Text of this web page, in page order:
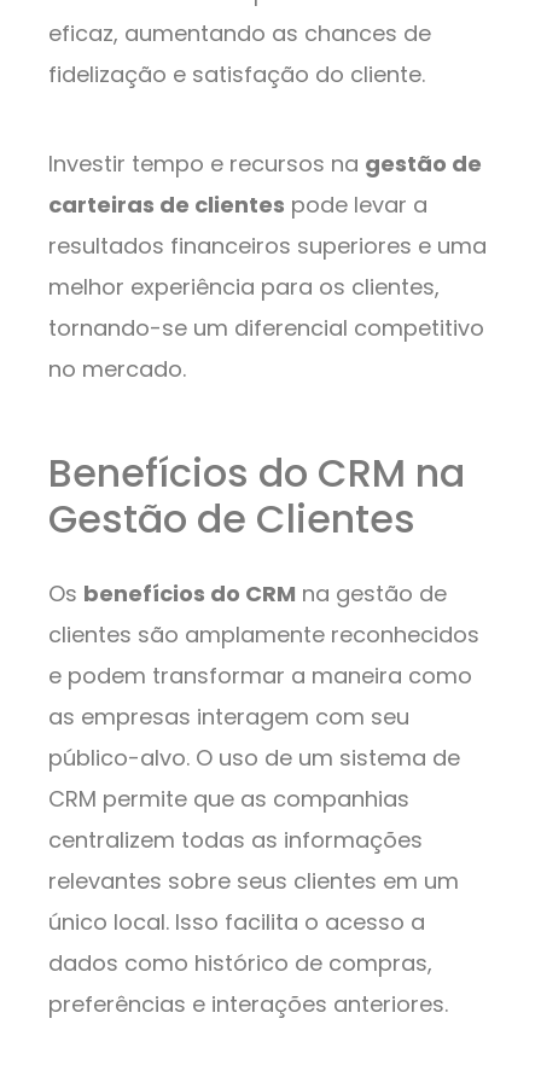
eficaz, aumentando as chances de
fidelização e satisfação do cliente.
Investir tempo e recursos na gestão de
carteiras de clientes pode levar a
resultados financeiros superiores e uma
melhor experiência para os clientes,
tornando-se um diferencial competitivo
no mercado.
Benefícios do CRM na
Gestão de Clientes
Os benefícios do CRM na gestão de
clientes são amplamente reconhecidos
e podem transformar a maneira como
as empresas interagem com seu
público-alvo. O uso de um sistema de
CRM permite que as companhias
centralizem todas as informações
relevantes sobre seus clientes em um
único local. Isso facilita o acesso a
dados como histórico de compras,
preferências e interações anteriores.